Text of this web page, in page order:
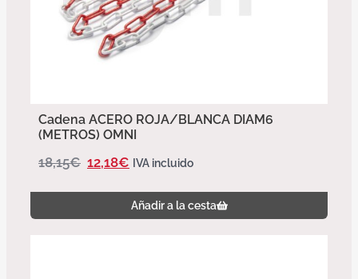
Cadena ACERO ROJA/BLANCA DIAM6
(METROS) OMNI
18,15€ 12,18€ IVA incluido
Añadir a la cesta